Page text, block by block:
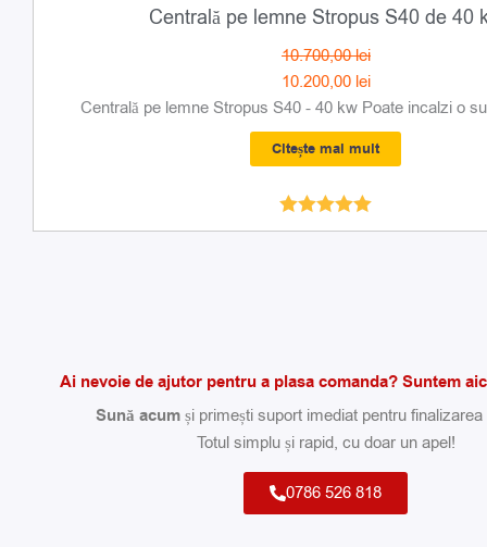
Centrală pe lemne Stropus S40 de 40
10.700,00lei
10.200,00 lei
Centrală pe lemne Stropus S40 - 40 kw Poate incalzi o
Citește mai mult
Evaluat la
Ai nevoie de ajutor pentru a plasa comanda? Suntem
Sună acum și primești suport imediat pentru
Totul simplu și rapid, cu doar un apel!
0786 526 818